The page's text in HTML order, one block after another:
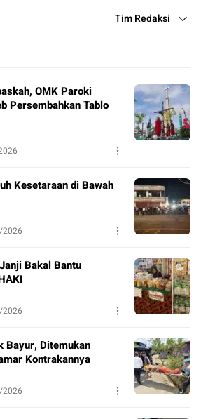
Tim Redaksi
OMK Paroki
Persembahkan Tablo
Kesetaraan di Bawah
Bakal Bantu
Bayur, Ditemukan
Kontrakannya